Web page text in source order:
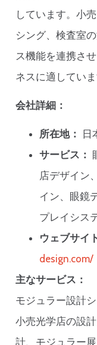
しています。小
シング、検査室
ス機能を連携さ
ネスに適してい
会社詳細：
所在地： 日
サービス：
店デザイン
イン、眼鏡
プレイシス
ウェブサイ
design.com/
主なサービス：
モジュラー設計
小売光学店の設
計、モジュラー